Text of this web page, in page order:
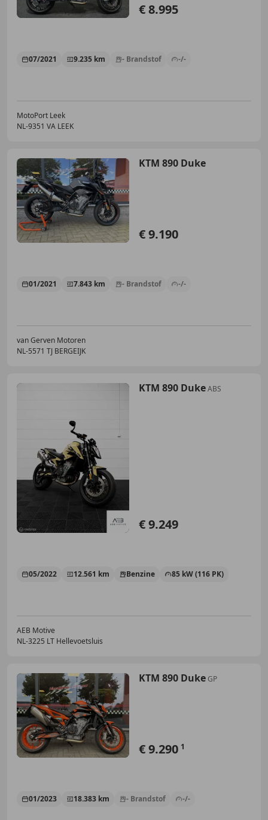
€ 8.995
07/2021 9.235 km - Brandstof -/-
MotoPort Leek
NL-9351 VA LEEK
KTM 890 Duke
€ 9.190
01/2021 7.843 km - Brandstof -/-
van Gerven Motoren
NL-5571 TJ BERGEIJK
KTM 890 DukeABS
€ 9.249
05/2022 12.561 km Benzine 85 kW (116 PK)
AEB Motive
NL-3225 LT Hellevoetsluis
KTM 890 DukeGP
€ 9.290 1
01/2023 18.383 km - Brandstof -/-